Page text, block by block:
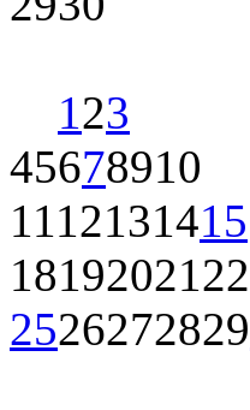
123
45678910
1112131415
1819202122
2526272829